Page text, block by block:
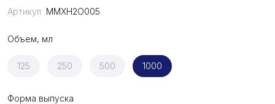
Артикул MMXH2O005
Объем, мл
125 250 500 1000
Форма выпуска